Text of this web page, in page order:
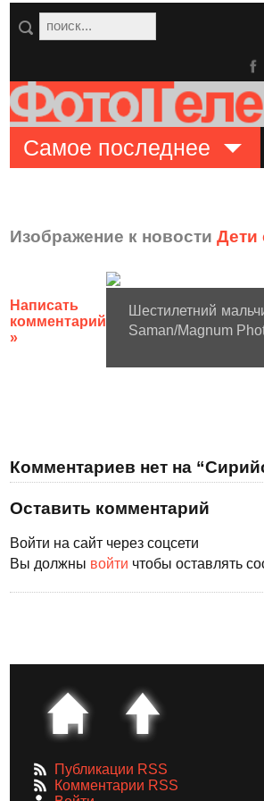
Самое последнее
Изображение к новостиДети
Написать
комментарий
»
Шестилетний
Saman/Magnum
Комментариев нет на
Оставить комментарий
Войти на сайт через соцсети
Вы должны войти чтобы оставлять
Публикации RSS
Комментарии RSS